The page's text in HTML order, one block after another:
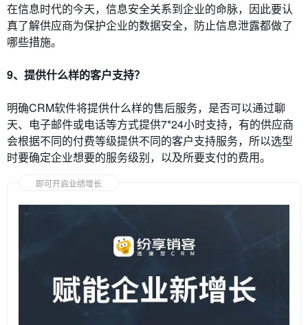
在信息时代的今天，信息安全关系到企业的命脉，因此要认
真了解供应商为保护企业的数据安全，防止信息泄露都做了
哪些措施。
9、提供什么样的客户支持？
明确CRM软件将提供什么样的售后服务，是否可以通过聊
天、电子邮件或电话等方式提供7*24小时支持，有的供应商
会根据不同的付费等级提供不同的客户支持服务，所以选型
时要确定企业想要的服务级别，以及所要支付的费用。
即可开启业绩增长